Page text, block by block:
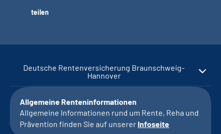
teilen
Deutsche Rentenversicherung Braunschweig-
Hannover
Allgemeine Renteninformationen
Allgemeine Informationen rund um Rente, Reha und
Prävention finden Sie auf unserer Infoseite